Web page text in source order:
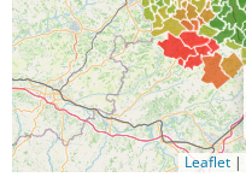
Leaflet |